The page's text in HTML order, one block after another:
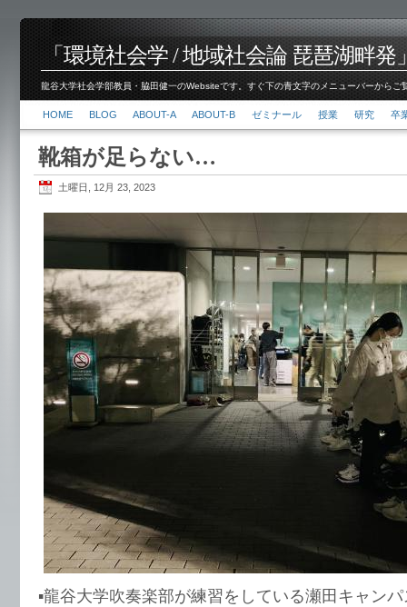
「環境社会学 / 地域社会論 琵琶湖畔発
龍谷大学社会学部教員・脇田健一のWebsiteです。すぐ下の青文字のメニューバーから
HOME BLOG ABOUT-A ABOUT-B ゼミナール 授業 研究 卒
靴箱が足らない…
土曜日, 12月 23, 2023
▪️龍谷大学吹奏楽部が練習をしている瀬田キャン